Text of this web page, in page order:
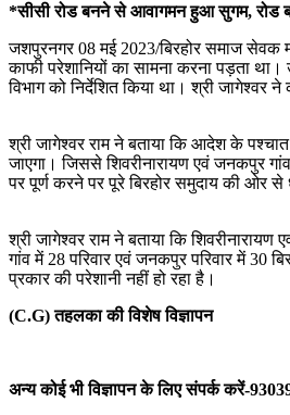
*सीसी रोड बनने से आवागमन हुआ सुगम, रोड
जशपुरनगर 08 मई 2023/बिरहोर समाज सेवक
काफी परेशानियों का सामना करना पड़ता
विभाग को निर्देशित किया था। श्री
श्री जागेश्वर राम ने बताया कि आदेश के पश्चात
जाएगा। जिससे शिवरीनारायण एवं जनकपुर
पर पूर्ण करने पर पूरे बिरहोर समुदाय की ओर से
श्री जागेश्वर राम ने बताया कि
गांव में 28 परिवार एवं जनकपुर परिवार में 30
प्रकार की परेशानी नहीं हो रहा है।
(C.G) तहलका की विशेष विज्ञापन
अन्य कोई भी विज्ञापन के लिए संपर्क करें-